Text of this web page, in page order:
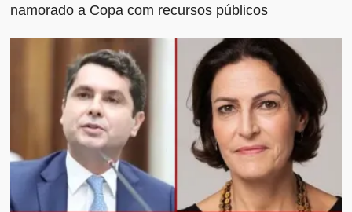
namorado a Copa com recursos públicos